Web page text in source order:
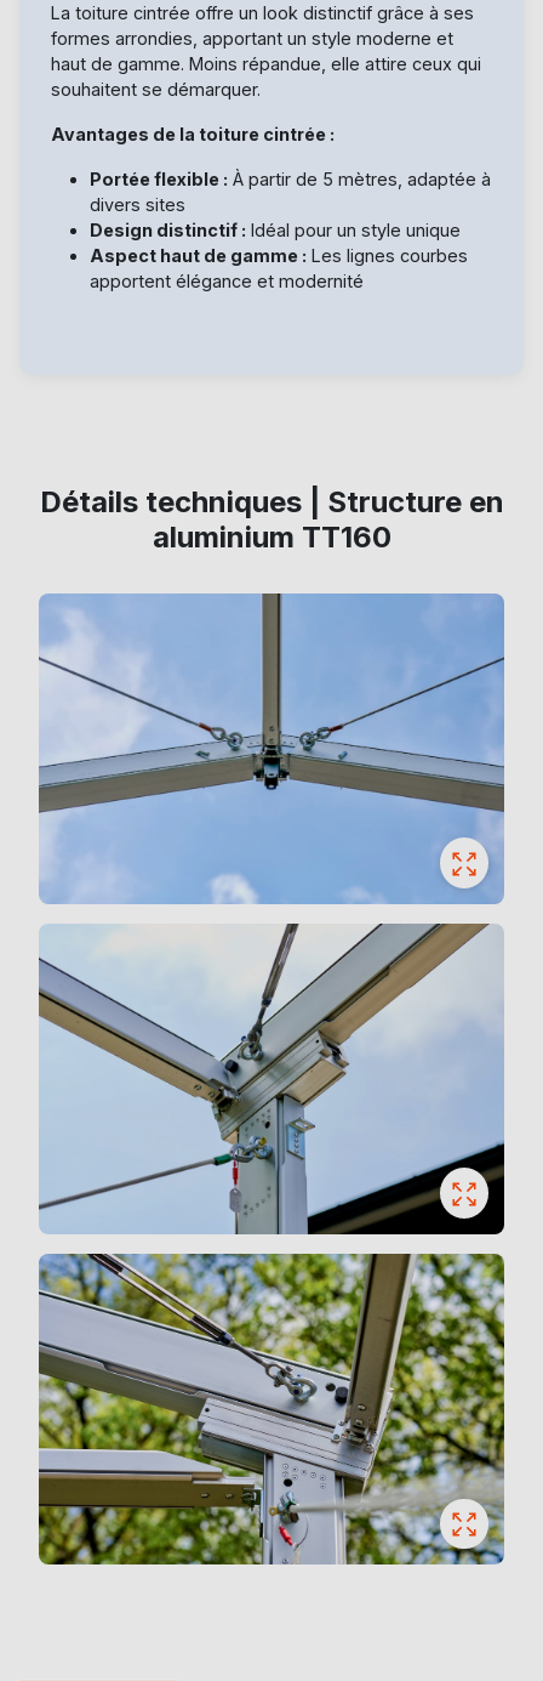
La toiture cintrée offre un look distinctif grâce à ses
formes arrondies, apportant un style moderne et
haut de gamme. Moins répandue, elle attire ceux qui
souhaitent se démarquer.
Avantages de la toiture cintrée :
Portée flexible : À partir de 5 mètres, adaptée à
divers sites
Design distinctif : Idéal pour un style unique
Aspect haut de gamme : Les lignes courbes
apportent élégance et modernité
Détails techniques | Structure en
aluminium TT160